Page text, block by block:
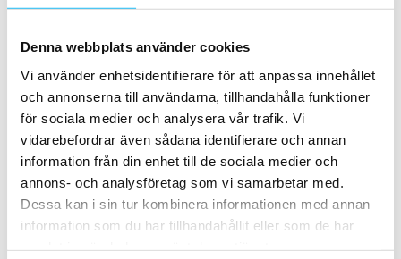
Denna webbplats använder cookies
Vi använder enhetsidentifierare för att anpassa innehållet
och annonserna till användarna, tillhandahålla funktioner
för sociala medier och analysera vår trafik. Vi
vidarebefordrar även sådana identifierare och annan
information från din enhet till de sociala medier och
annons- och analysföretag som vi samarbetar med.
Dessa kan i sin tur kombinera informationen med annan
information som du har tillhandahållit eller som de har
Business
aktiekursen rasar och företaget
Samarbete
- Annons -